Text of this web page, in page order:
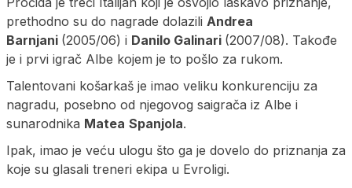
prethodno su do nagrade dolazili Andrea
Barnjani (2005/06) i Danilo Galinari (2007/08). Takođe
je i prvi igrač Albe kojem je to pošlo za rukom.
Talentovani košarkaš je imao veliku konkurenciju za
nagradu, posebno od njegovog saigrača iz Albe i
sunarodnika Matea Spanjola.
Ipak, imao je veću ulogu što ga je dovelo do priznanja za
koje su glasali treneri ekipa u Evroligi.